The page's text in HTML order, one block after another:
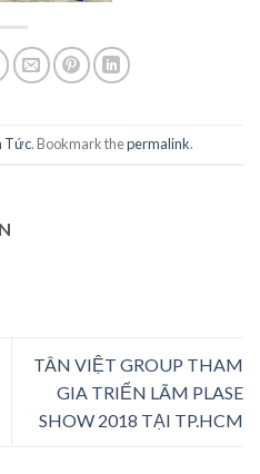
Tức. Bookmark thepermalink.
TÂN VIỆT GROUP THAM
GIA TRIỂN LÃM PLASE
SHOW 2018 TẠI TP.HCM